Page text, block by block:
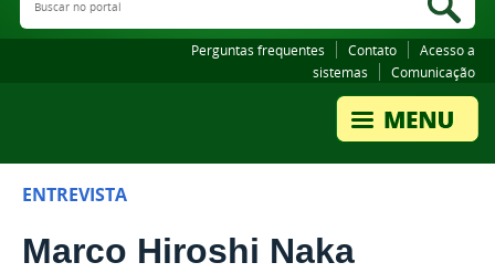
Perguntas frequentes Contato
Acesso a
sistemas
Comunicação
ENTREVISTA
Marco Hiroshi Naka